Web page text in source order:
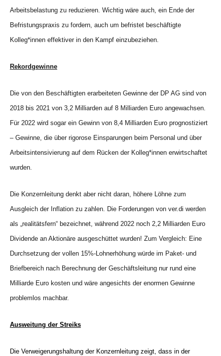
Arbeitsbelastung zu reduzieren. Wichtig wäre auch, ein Ende der
Befristungspraxis zu fordern, auch um befristet beschäftigte
Kolleg*innen effektiver in den Kampf einzubeziehen.
Rekordgewinne
Die von den Beschäftigten erarbeiteten Gewinne der DP AG sind von
2018 bis 2021 von 3,2 Milliarden auf 8 Milliarden Euro angewachsen.
Für 2022 wird sogar ein Gewinn von 8,4 Milliarden Euro prognostiziert
– Gewinne, die über rigorose Einsparungen beim Personal und über
Arbeitsintensivierung auf dem Rücken der Kolleg*innen erwirtschaftet
wurden.
Die Konzernleitung denkt aber nicht daran, höhere Löhne zum
Ausgleich der Inflation zu zahlen. Die Forderungen von ver.di werden
als „realitätsfern“ bezeichnet, während 2022 noch 2,2 Milliarden Euro
Dividende an Aktionäre ausgeschüttet wurden! Zum Vergleich: Eine
Durchsetzung der vollen 15%-Lohnerhöhung würde im Paket- und
Briefbereich nach Berechnung der Geschäftsleitung nur rund eine
Milliarde Euro kosten und wäre angesichts der enormen Gewinne
problemlos machbar.
Ausweitung der Streiks
Die Verweigerungshaltung der Konzernleitung zeigt, dass in der